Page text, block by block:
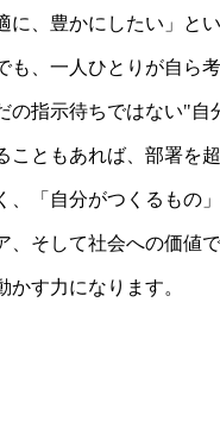
、豊かにしたい」とい
、一人ひとりが自ら
指示待ちではない"自
ともあれば、部署を
「自分がつくるもの」
そして社会への価値で
す力になります。